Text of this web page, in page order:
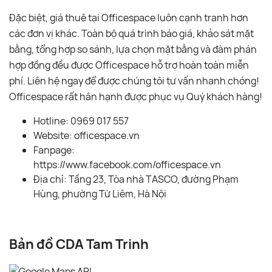
Đặc biệt, giá thuê tại Officespace luôn cạnh tranh hơn
các đơn vị khác. Toàn bộ quá trình báo giá, khảo sát mặt
bằng, tổng hợp so sánh, lựa chọn mặt bằng và đàm phán
hợp đồng đều được Officespace hỗ trợ hoàn toàn miễn
phí. Liên hệ ngay để được chúng tôi tư vấn nhanh chóng!
Officespace rất hân hạnh được phục vụ Quý khách hàng!
Hotline: 0969 017 557
Website: officespace.vn
Fanpage:
https://www.facebook.com/officespace.vn
Địa chỉ: Tầng 23, Tòa nhà TASCO, đường Phạm
Hùng, phường Từ Liêm, Hà Nội
Bản đồ CDA Tam Trinh